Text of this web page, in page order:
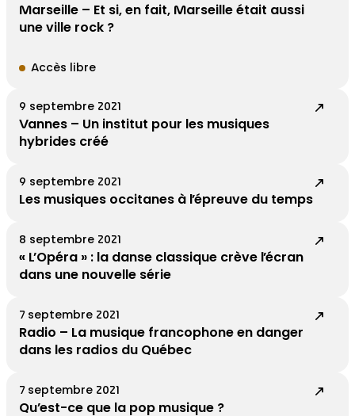
Marseille – Et si, en fait, Marseille était aussi
une ville rock ?
Accès libre
9 septembre 2021
Vannes – Un institut pour les musiques
hybrides créé
9 septembre 2021
Les musiques occitanes à l’épreuve du temps
8 septembre 2021
« L’Opéra » : la danse classique crève l’écran
dans une nouvelle série
7 septembre 2021
Radio – La musique francophone en danger
dans les radios du Québec
7 septembre 2021
Qu’est-ce que la pop musique ?